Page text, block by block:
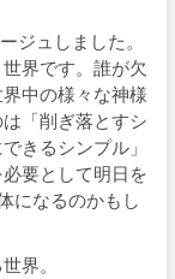
ジュしました。
界です。誰が欠
中の様々な神様
「削ぎ落とすシ
きるシンプル」
要として明日を
になるのかもし
界。